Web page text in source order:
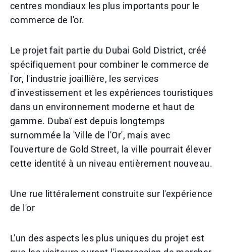
centres mondiaux les plus importants pour le
commerce de l'or.
Le projet fait partie du Dubai Gold District, créé
spécifiquement pour combiner le commerce de
l'or, l'industrie joaillière, les services
d'investissement et les expériences touristiques
dans un environnement moderne et haut de
gamme. Dubaï est depuis longtemps
surnommée la 'Ville de l'Or', mais avec
l'ouverture de Gold Street, la ville pourrait élever
cette identité à un niveau entièrement nouveau.
Une rue littéralement construite sur l'expérience
de l'or
L'un des aspects les plus uniques du projet est